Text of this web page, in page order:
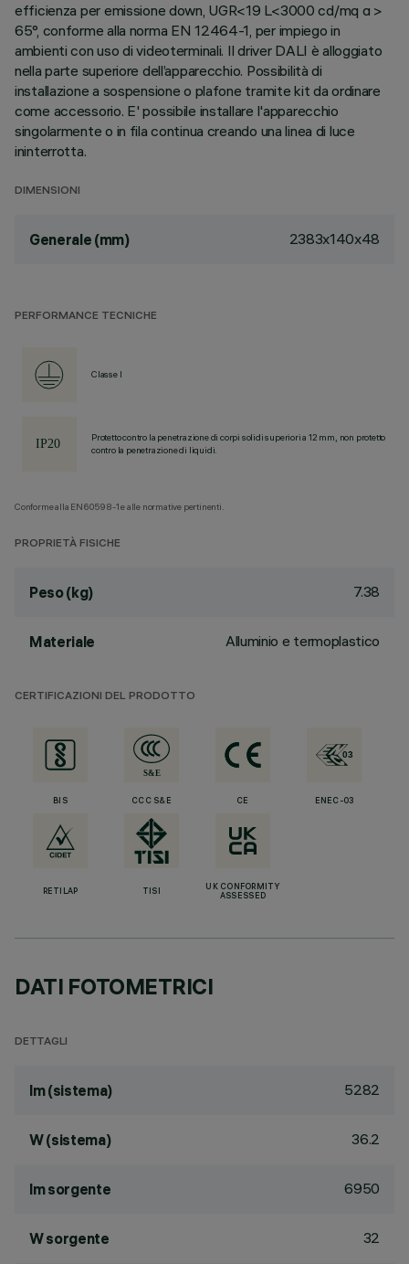
efficienza per emissione down, UGR<19 L<3000 cd/mq α >
65°, conforme alla norma EN 12464-1, per impiego in
ambienti con uso di videoterminali. Il driver DALI è alloggiato
nella parte superiore dell’apparecchio. Possibilità di
installazione a sospensione o plafone tramite kit da ordinare
come accessorio. E' possibile installare l'apparecchio
singolarmente o in fila continua creando una linea di luce
ininterrotta.
DIMENSIONI
Generale (mm) 2383x140x48
PERFORMANCE TECNICHE
Classe I
Protetto contro la penetrazione di corpi solidi superiori a 12 mm, non protetto
contro la penetrazione di liquidi.
Conforme alla EN60598-1 e alle normative pertinenti.
PROPRIETÀ FISICHE
Peso (kg) 7.38
Materiale Alluminio e termoplastico
CERTIFICAZIONI DEL PRODOTTO
BIS CCC S&E CE ENEC-03
RETILAP TISI
UK CONFORMITY
ASSESSED
DATI FOTOMETRICI
DETTAGLI
lm (sistema) 5282
W (sistema) 36.2
lm sorgente 6950
W sorgente 32